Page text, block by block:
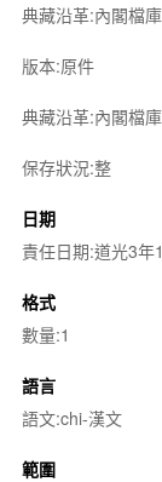
典藏沿革:內閣檔庫
版本:原件
典藏沿革:內閣檔庫
保存狀況:整
日期
責任日期:道光3年
格式
數量:1
語言
語文:chi-漢文
範圍